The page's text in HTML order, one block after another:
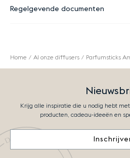
Regelgevende documenten
Home Al onze diffusers Parfumsticks
Krijg alle inspiratie die u nodig hebt
producten, cadeau-ideeën en